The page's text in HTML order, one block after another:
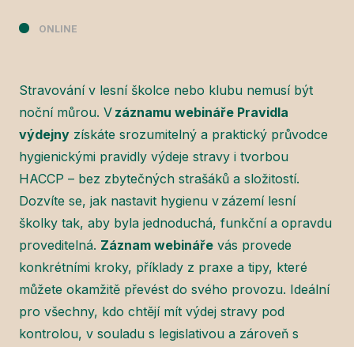
ONLINE
Stravování v lesní školce nebo klubu nemusí být
noční můrou. V záznamu webináře Pravidla
výdejny získáte srozumitelný a praktický průvodce
hygienickými pravidly výdeje stravy i tvorbou
HACCP – bez zbytečných strašáků a složitostí.
Dozvíte se, jak nastavit hygienu v zázemí lesní
školky tak, aby byla jednoduchá, funkční a opravdu
proveditelná. Záznam webináře vás provede
konkrétními kroky, příklady z praxe a tipy, které
můžete okamžitě převést do svého provozu. Ideální
pro všechny, kdo chtějí mít výdej stravy pod
kontrolou, v souladu s legislativou a zároveň s